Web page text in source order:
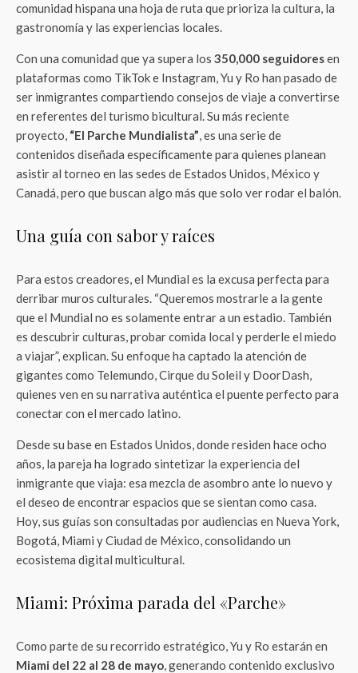
comunidad hispana una hoja de ruta que prioriza la cultura, la
gastronomía y las experiencias locales.
Con una comunidad que ya supera los 350,000 seguidoresen
plataformas como TikTok e Instagram, Yu y Ro han pasado de
ser inmigrantes compartiendo consejos de viaje a convertirse
en referentes del turismo bicultural. Su más reciente
proyecto, “El Parche Mundialista”, es una serie de
contenidos diseñada específicamente para quienes planean
asistir al torneo en las sedes de Estados Unidos, México y
Canadá, pero que buscan algo más que solo ver rodar el balón.
Una guía con sabor y raíces
Para estos creadores, el Mundial es la excusa perfecta para
derribar muros culturales. “Queremos mostrarle a la gente
que el Mundial no es solamente entrar a un estadio. También
es descubrir culturas, probar comida local y perderle el miedo
a viajar”, explican. Su enfoque ha captado la atención de
gigantes como Telemundo, Cirque du Soleil y DoorDash,
quienes ven en su narrativa auténtica el puente perfecto para
conectar con el mercado latino.
Desde su base en Estados Unidos, donde residen hace ocho
años, la pareja ha logrado sintetizar la experiencia del
inmigrante que viaja: esa mezcla de asombro ante lo nuevo y
el deseo de encontrar espacios que se sientan como casa.
Hoy, sus guías son consultadas por audiencias en Nueva York,
Bogotá, Miami y Ciudad de México, consolidando un
ecosistema digital multicultural.
Miami: Próxima parada del «Parche»
Como parte de su recorrido estratégico, Yu y Ro estarán en
Miami del 22 al 28 de mayo, generando contenido exclusivo